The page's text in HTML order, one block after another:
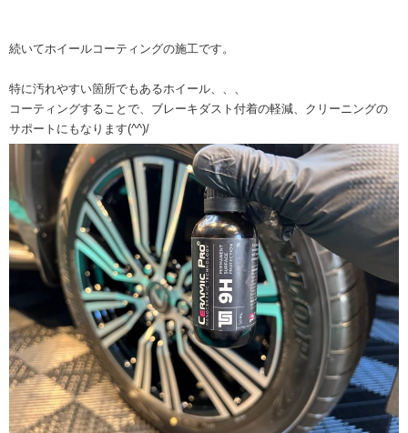
続いてホイールコーティングの施工です。
特に汚れやすい箇所でもあるホイール、、、
コーティングすることで、ブレーキダスト付着の軽減、クリーニングの
サポートにもなります(^^)/